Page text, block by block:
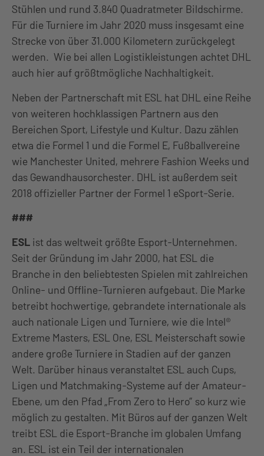
Stühlen und rund 3.840 Quadratmeter Bildschirme.
Für die Turniere im Jahr 2020 muss insgesamt eine
Strecke von über 31.000 Kilometern zurückgelegt
werden. Wie bei allen Logistikleistungen achtet DHL
auch hier auf größtmögliche Nachhaltigkeit.
Neben der Partnerschaft mit ESL hat DHL eine Reihe
von weiteren hochklassigen Partnern aus den
Bereichen Sport, Lifestyle und Kultur. Dazu zählen
etwa die Formel 1 und die Formel E, Fußballvereine
wie Manchester United, mehrere Fashion Weeks und
das Gewandhausorchester. DHL ist außerdem seit
2018 offizieller Partner der Formel 1 eSport-Serie.
###
ESL ist das weltweit größte Esport-Unternehmen.
Seit der Gründung im Jahr 2000, hat ESL die
Branche in den beliebtesten Spielen mit zahlreichen
Online- und Offline-Turnieren aufgebaut. Die Marke
betreibt hochwertige, gebrandete internationale als
auch nationale Ligen und Turniere, wie die Intel®
Extreme Masters, ESL One, ESL Meisterschaft sowie
andere große Turniere in Stadien auf der ganzen
Welt. Darüber hinaus veranstaltet ESL auch Cups,
Ligen und Matchmaking-Systeme auf der Amateur-
Ebene, um den Pfad „From Zero to Hero” so kurz wie
möglich zu gestalten. Mit Büros auf der ganzen Welt
treibt ESL die Esport-Branche im globalen Umfang
an. ESL ist ein Teil der internationalen